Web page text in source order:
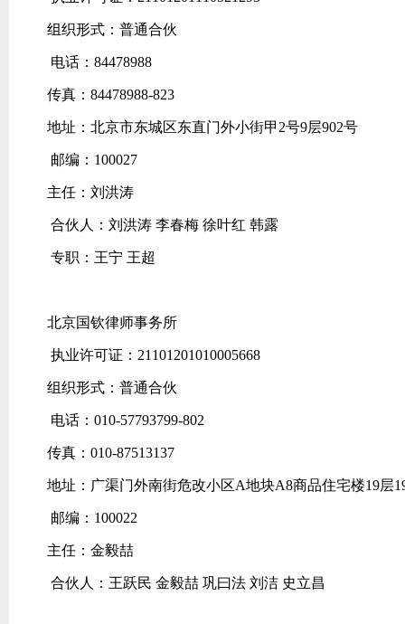
组织形式：普通合伙
电话：84478988
传真：84478988-823
地址：北京市东城区东直门外小街甲2号9层902号
邮编：100027
主任：刘洪涛
合伙人：刘洪涛 李春梅 徐叶红 韩露
专职：王宁 王超
北京国钦律师事务所
执业许可证：21101201010005668
组织形式：普通合伙
电话：010-57793799-802
传真：010-87513137
地址：广渠门外南街危改小区A地块A8商品住宅楼19层
邮编：100022
主任：金毅喆
合伙人：王跃民 金毅喆 巩曰法 刘洁 史立昌